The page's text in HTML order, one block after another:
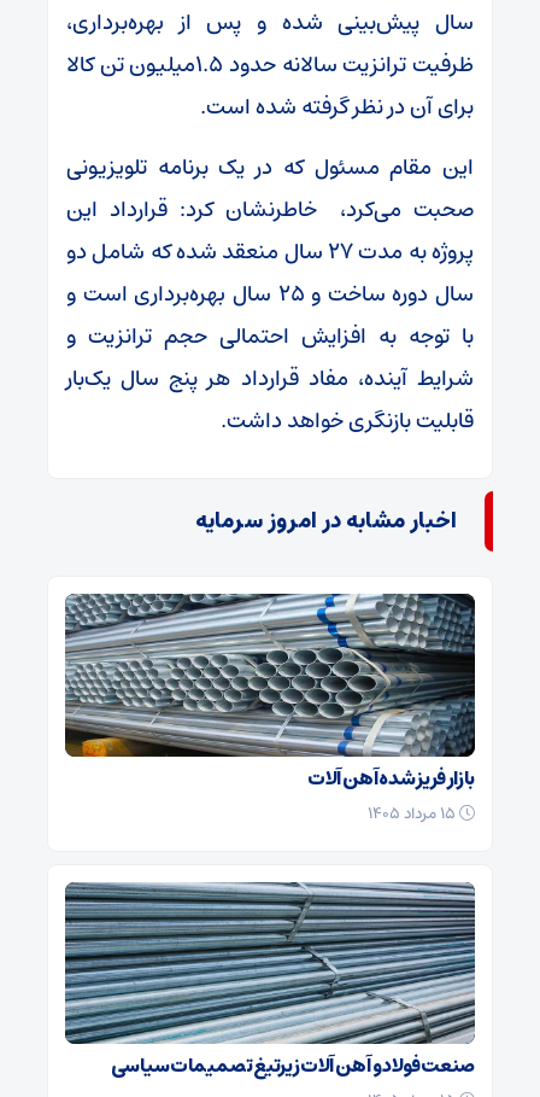
سال پیش‌بینی شده و پس از بهره‌برداری،
ظرفیت ترانزیت سالانه حدود ۱.۵میلیون تن کالا
برای آن در نظر گرفته شده است.
این مقام مسئول که در یک برنامه تلویزیونی
صحبت می‌کرد، خاطرنشان کرد: قرارداد این
پروژه به مدت ۲۷ سال منعقد شده که شامل دو
سال دوره ساخت و ۲۵ سال بهره‌برداری است و
با توجه به افزایش احتمالی حجم ترانزیت و
شرایط آینده، مفاد قرارداد هر پنج سال یک‌بار
قابلیت بازنگری خواهد داشت.
اخبار مشابه در امروز سرمایه
بازار فریز شده آهن آلات
صنعت فولاد و آهن آلات زیر‌تیغ تصمیمات سیاسی